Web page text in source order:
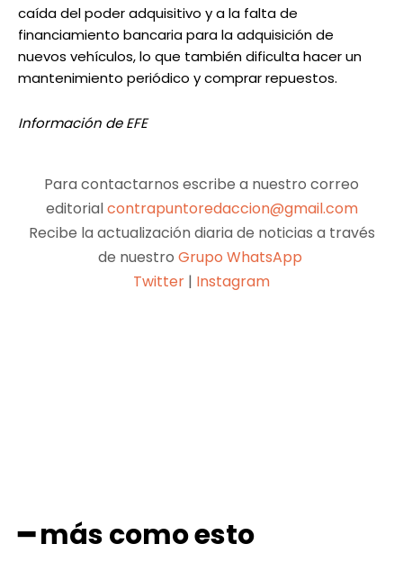
caída del poder adquisitivo y a la falta de
financiamiento bancaria para la adquisición de
nuevos vehículos, lo que también dificulta hacer un
mantenimiento periódico y comprar repuestos.
Información de EFE
Para contactarnos escribe a nuestro correo
editorialcontrapuntoredaccion@gmail.com
Recibe la actualización diaria de noticias a través
de nuestro Grupo WhatsApp
Twitter | Instagram
━ más como esto